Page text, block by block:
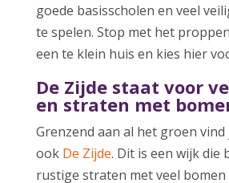
goede basisscholen en veel
te spelen. Stop met het
een te klein huis en kies hier
De Zijde staat voor
en straten met
Grenzend aan al het groen
ook De Zijde. Dit is een wijk die
rustige straten met veel